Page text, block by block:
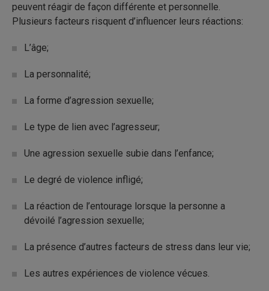
peuvent réagir de façon différente et personnelle.
Plusieurs facteurs risquent d’influencer leurs réactions:
L’âge;
La personnalité;
La forme d’agression sexuelle;
Le type de lien avec l’agresseur;
Une agression sexuelle subie dans l’enfance;
Le degré de violence infligé;
La réaction de l’entourage lorsque la personne a
dévoilé l’agression sexuelle;
La présence d’autres facteurs de stress dans leur vie;
Les autres expériences de violence vécues.